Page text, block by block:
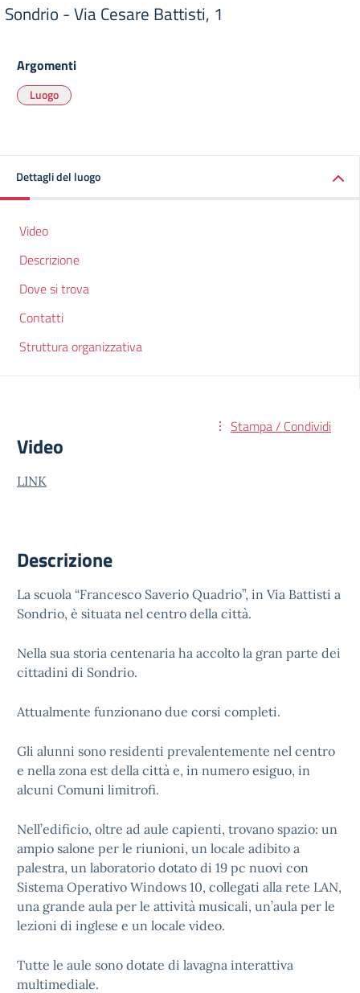
Sondrio - Via Cesare Battisti, 1
Argomenti
Luogo
Dettagli del luogo
Video
Descrizione
Dove si trova
Contatti
Struttura organizzativa
Stampa / Condividi
Video
LINK
Descrizione
La scuola “Francesco Saverio Quadrio”, in Via Battisti a
Sondrio, è situata nel centro della città.
Nella sua storia centenaria ha accolto la gran parte dei
cittadini di Sondrio.
Attualmente funzionano due corsi completi.
Gli alunni sono residenti prevalentemente nel centro
e nella zona est della città e, in numero esiguo, in
alcuni Comuni limitrofi.
Nell’edificio, oltre ad aule capienti, trovano spazio: un
ampio salone per le riunioni, un locale adibito a
palestra, un laboratorio dotato di 19 pc nuovi con
Sistema Operativo Windows 10, collegati alla rete LAN,
una grande aula per le attività musicali, un’aula per le
lezioni di inglese e un locale video.
Tutte le aule sono dotate di lavagna interattiva
multimediale.